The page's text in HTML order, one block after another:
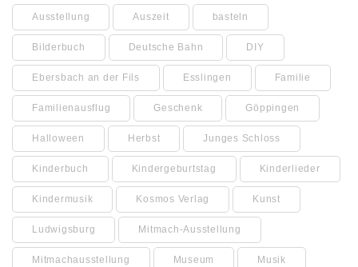
Ausstellung Auszeit basteln
Bilderbuch Deutsche Bahn DIY
Ebersbach an der Fils Esslingen Familie
Familienausflug Geschenk Göppingen
Halloween Herbst Junges Schloss
Kinderbuch Kindergeburtstag Kinderlieder
Kindermusik Kosmos Verlag Kunst
Ludwigsburg Mitmach-Ausstellung
Mitmachausstellung Museum Musik